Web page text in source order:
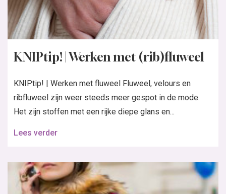
KNIPtip! | Werken met (rib)fluweel
KNIPtip! | Werken met fluweel Fluweel, velours en
ribfluweel zijn weer steeds meer gespot in de mode.
Het zijn stoffen met een rijke diepe glans en...
Lees verder